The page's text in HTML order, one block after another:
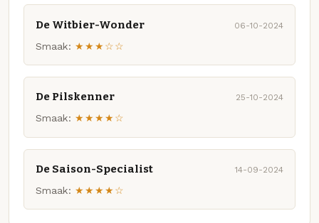
De Witbier-Wonder 06-10-2024
Smaak: ★★★☆☆
De Pilskenner 25-10-2024
Smaak: ★★★★☆
De Saison-Specialist 14-09-2024
Smaak: ★★★★☆